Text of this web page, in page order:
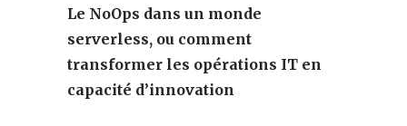
Le NoOps dans un monde
serverless, ou comment
transformer les opérations IT en
capacité d’innovation